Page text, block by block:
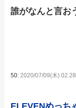
誰がなんと言お
50:2020/07/09(木)